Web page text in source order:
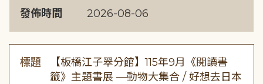
發佈時間 2026-08-06
標題
【板橋江子翠分館】115年9月《閱讀書
籤》主題書展 —動物大集合 / 好想去日本